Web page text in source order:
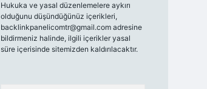
Hukuka ve yasal düzenlemelere aykırı
olduğunu düşündüğünüz içerikleri,
backlinkpanelicomtr@gmail.comadresine
bildirmeniz halinde, ilgili içerikler yasal
süre içerisinde sitemizden kaldırılacaktır.